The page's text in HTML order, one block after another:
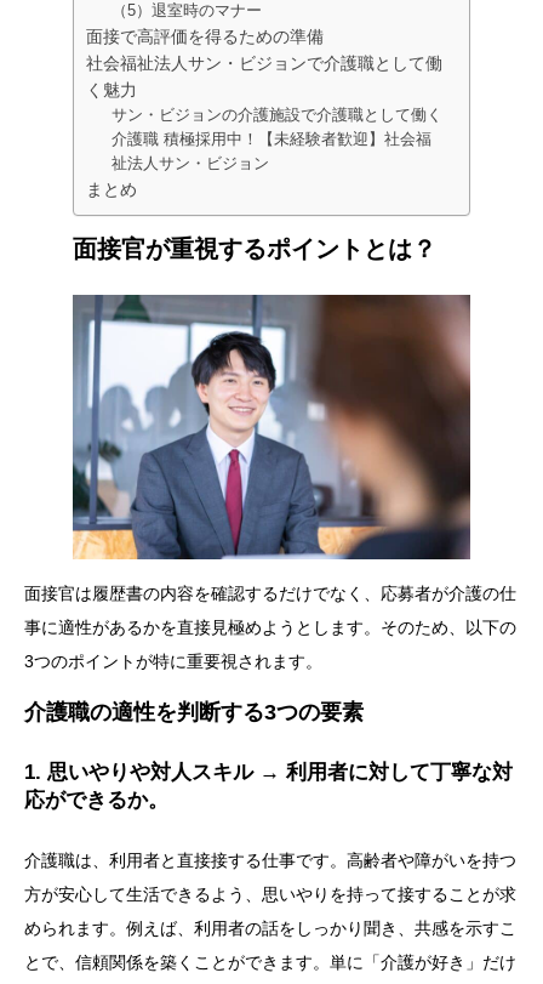
（5）退室時のマナー
面接で高評価を得るための準備
社会福祉法人サン・ビジョンで介護職として働
く魅力
サン・ビジョンの介護施設で介護職として働く
介護職 積極採用中！【未経験者歓迎】社会福
祉法人サン・ビジョン
まとめ
面接官が重視するポイントとは？
面接官は履歴書の内容を確認するだけでなく、応募者が介護の仕
事に適性があるかを直接見極めようとします。そのため、以下の
3つのポイントが特に重要視されます。
介護職の適性を判断する3つの要素
1. 思いやりや対人スキル → 利用者に対して丁寧な対
応ができるか。
介護職は、利用者と直接接する仕事です。高齢者や障がいを持つ
方が安心して生活できるよう、思いやりを持って接することが求
められます。例えば、利用者の話をしっかり聞き、共感を示すこ
とで、信頼関係を築くことができます。単に「介護が好き」だけ